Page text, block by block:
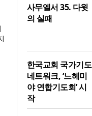
사무엘서 35. 다윗
의 실패
한국교회 국가기도
네트워크, ‘느헤미
야 연합기도회’ 시
작